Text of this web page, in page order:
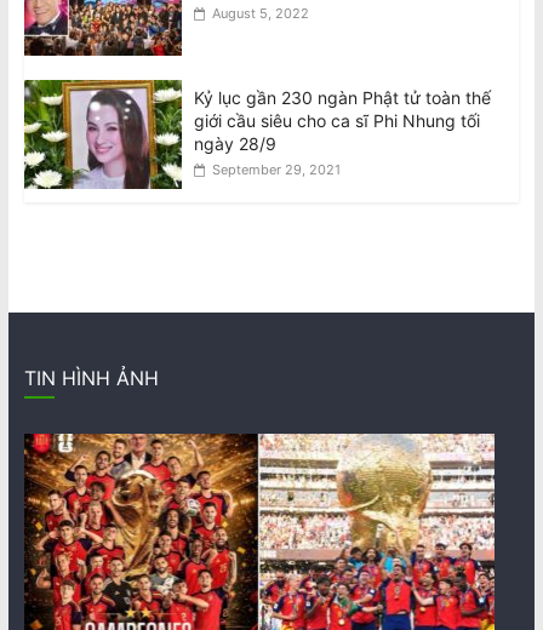
August 5, 2022
Kỷ lục gần 230 ngàn Phật tử toàn thế
giới cầu siêu cho ca sĩ Phi Nhung tối
ngày 28/9
September 29, 2021
TIN HÌNH ẢNH